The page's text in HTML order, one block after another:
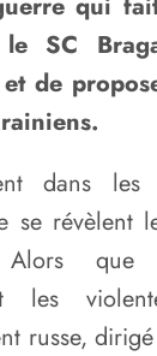
SC
et de
dans
se révèlent
Alors que
les
russe,